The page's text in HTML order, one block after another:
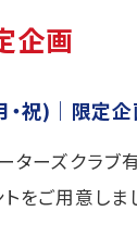
企画
祝)｜限定企
ターズクラ
をご用意しま